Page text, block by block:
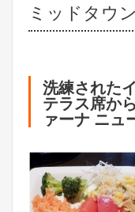
ミッドタウ
洗練された
テラス席か
ァーナ ニュ